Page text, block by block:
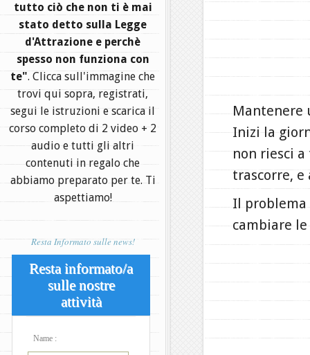
tutto ciò che non ti è mai
stato detto sulla Legge
d'Attrazione e perchè
spesso non funziona con
te". Clicca sull'immagine che
trovi qui sopra, registrati,
segui le istruzioni e scarica il
corso completo di 2 video + 2
audio e tutti gli altri
contenuti in regalo che
abbiamo preparato per te. Ti
aspettiamo!
Resta Informato sulle news!
Resta informato/a
sulle nostre
attività
Name :
Mantenere
Inizi la
non riesci
trascorre,
Il
cambiare